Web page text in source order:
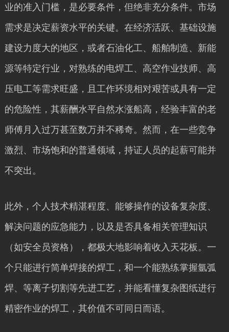
业的准入门槛，是必要条件，但绝非充分条件。市场
需求是决定薪资水平的关键。在经济活跃、基础设施
建设力度大的地区，或者石油化工、船舶制造、新能
源等特定行业，对熟练的电焊工、高空作业技师、高
压电工等需求旺盛，且工作环境相对艰苦或具有一定
的危险性，其薪酬水平自然水涨船高，经验丰富的老
师傅月入过万甚至数万并不稀奇。然而，在一些竞争
激烈、市场饱和的普通领域，持证人员的起薪可能并
不突出。
此外，个人技术精湛程度、能够操作的设备复杂度、
解决问题的应急能力，以及是否具备相关管理知识
（如安全员资格），都极大地影响着收入天花板。一
个只能进行简单焊接的焊工，和一个能熟练掌握氩弧
焊、等离子切割等先进工艺，并能看懂复杂图纸进行
精密作业的焊工，其价值不可同日而语。